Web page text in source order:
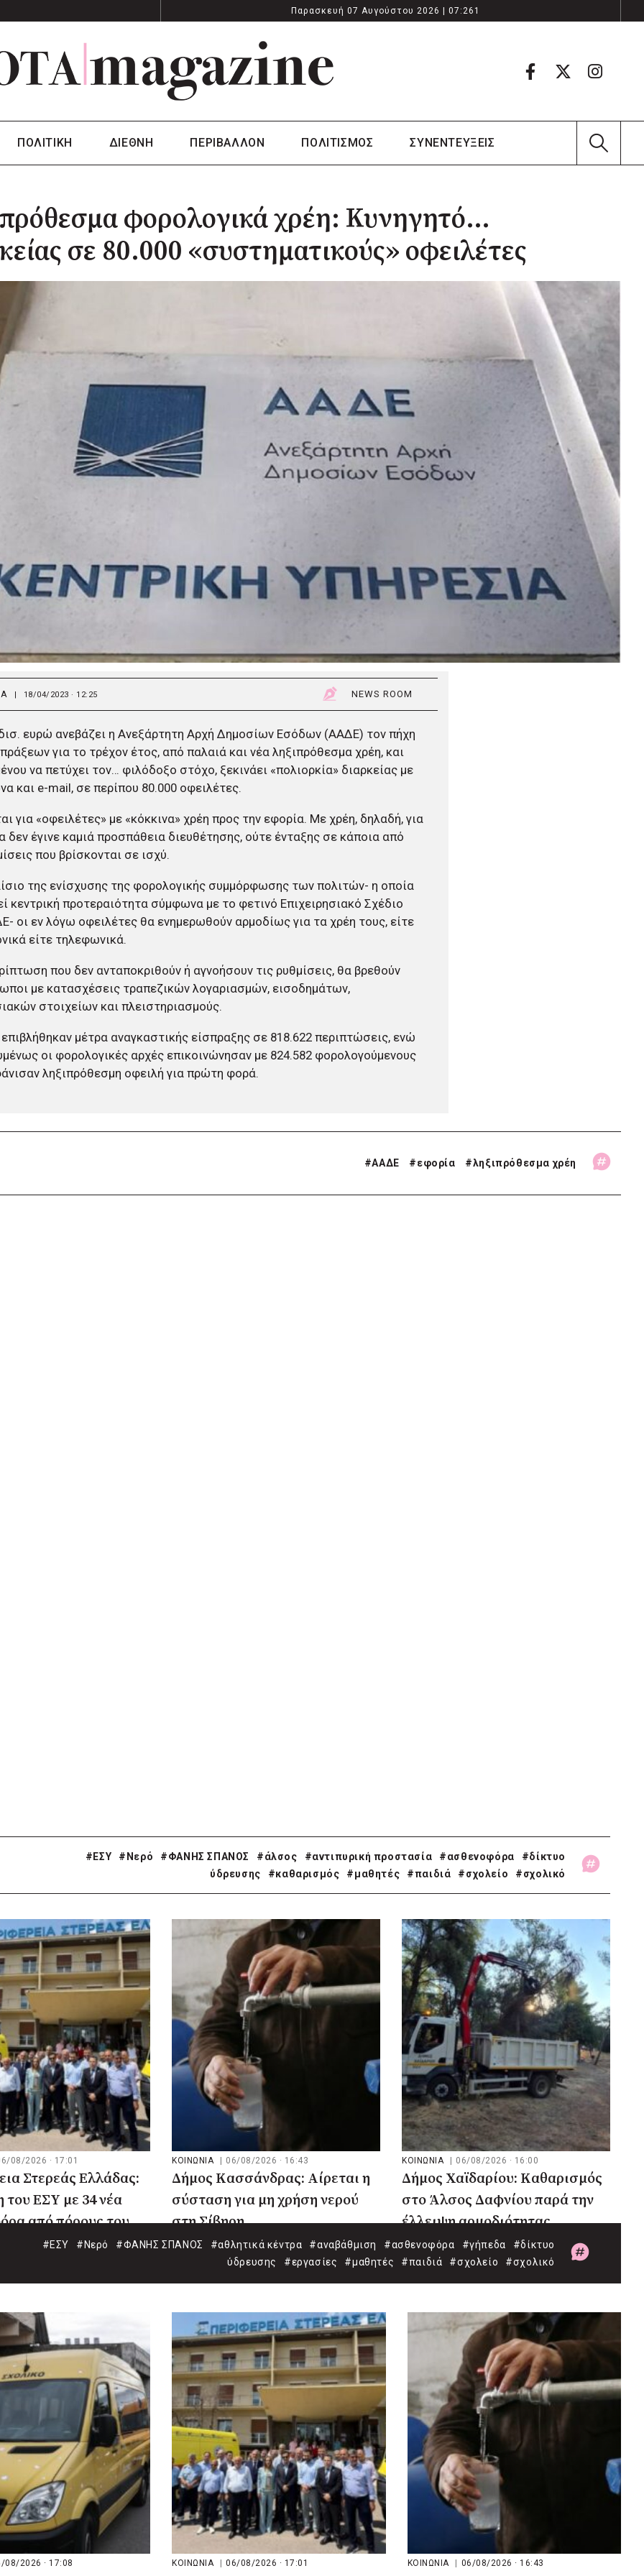
Παρασκευή 07 Αυγούστου 2026 | 07:261
ΠΟΛΙΤΙΚΗ ΔΙΕΘΝΗ ΠΕΡΙΒΑΛΛΟΝ ΠΟΛΙΤΙΣΜΟΣ ΣΥΝΕΝΤΕΥΞΕΙΣ
φορολογικά χρέη: Κυνηγητό…
σε 80.000 «συστηματικούς» οφειλέτες
| 18/04/2023 · 12:25 NEWS ROOM
ευρώ ανεβάζει η Ανεξάρτητη Αρχή Δημοσίων Εσόδων (ΑΑΔΕ) τον πήχη
για το τρέχον έτος, από παλαιά και νέα ληξιπρόθεσμα χρέη, και
να πετύχει τον… φιλόδοξο στόχο, ξεκινάει «πολιορκία» διαρκείας με
και e-mail, σε περίπου 80.000 οφειλέτες.
για «οφειλέτες» με «κόκκινα» χρέη προς την εφορία. Με χρέη, δηλαδή, για
δεν έγινε καμιά προσπάθεια διευθέτησης, ούτε ένταξης σε κάποια από
που βρίσκονται σε ισχύ.
της ενίσχυσης της φορολογικής συμμόρφωσης των πολιτών- η οποία
κεντρική προτεραιότητα σύμφωνα με το φετινό Επιχειρησιακό Σχέδιο
οι εν λόγω οφειλέτες θα ενημερωθούν αρμοδίως για τα χρέη τους, είτε
είτε τηλεφωνικά.
που δεν ανταποκριθούν ή αγνοήσουν τις ρυθμίσεις, θα βρεθούν
με κατασχέσεις τραπεζικών λογαριασμών, εισοδημάτων,
στοιχείων και πλειστηριασμούς.
μέτρα αναγκαστικής είσπραξης σε 818.622 περιπτώσεις, ενώ
οι φορολογικές αρχές επικοινώνησαν με 824.582 φορολογούμενους
ληξιπρόθεσμη οφειλή για πρώτη φορά.
#ΑΑΔΕ #εφορία #ληξιπρόθεσμα χρέη
#ΕΣΥ #Νερό #ΦΑΝΗΣ ΣΠΑΝΟΣ #άλσος #αντιπυρική προστασία #ασθενοφόρα
#δίκτυο
ύδρευσης
#καθαρισμός #μαθητές #παιδιά #σχολείο #σχολικό
08/2026 · 17:01
Στερεάς Ελλάδας:
του ΕΣΥ με 34 νέα
από πόρους του
ΚΟΙΝΩΝΙΑ 06/08/2026 · 16:43
Δήμος Κασσάνδρας: Αίρεται η
σύσταση για μη χρήση νερού
στη Σίβηρη
ΚΟΙΝΩΝΙΑ 06/08/2026 · 16:00
Δήμος Χαϊδαρίου: Καθαρισμός
στο Άλσος Δαφνίου παρά την
έλλειψη αρμοδιότητας
#ΕΣΥ #Νερό #ΦΑΝΗΣ ΣΠΑΝΟΣ #αθλητικά κέντρα #αναβάθμιση #ασθενοφόρα #γήπεδα
#δίκτυο
ύδρευσης
#εργασίες #μαθητές #παιδιά #σχολείο #σχολικό
08/2026 · 17:08 ΚΟΙΝΩΝΙΑ 06/08/2026 · 17:01 ΚΟΙΝΩΝΙΑ 06/08/2026 · 16:43